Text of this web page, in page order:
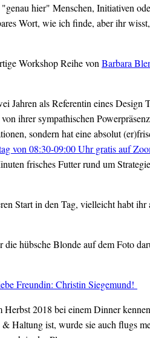
hier" Menschen, Initiativen
Wort, wie ich finde, aber ihr
Workshop Reihe von Barbara
Jahren als Referentin eines Design
ihrer sympathischen
sondern hat eine absolut
von 08:30-09:00 Uhr gratis auf
frisches Futter rund um
Start in den Tag, vielleicht habt
hübsche Blonde auf dem Foto
Freundin: Christin Siegemund!
2018 bei einem Dinner
Haltung ist, wurde sie auch flugs